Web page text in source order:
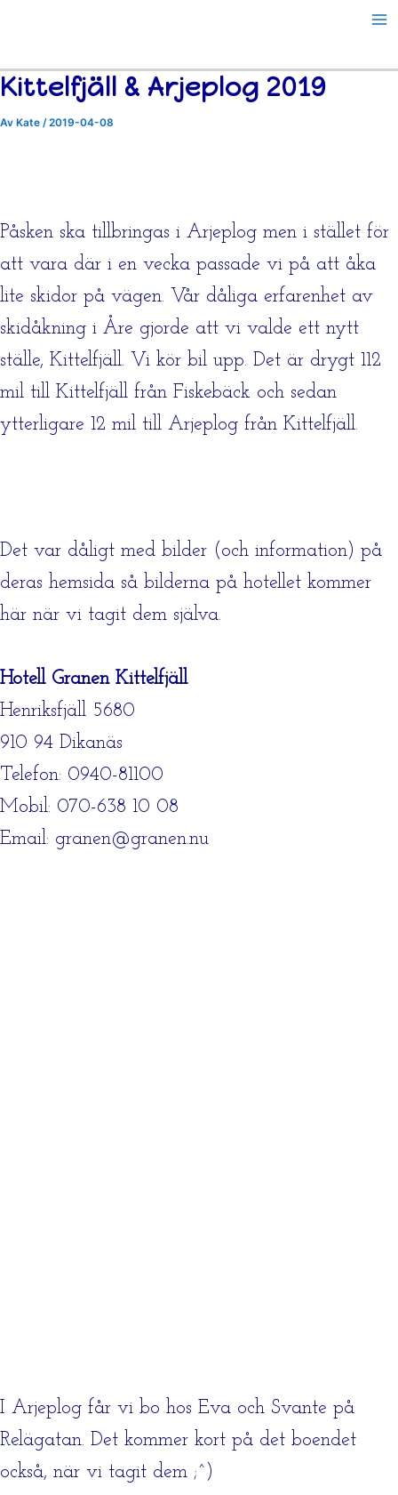
Kittelfjäll & Arjeplog 2019
Av Kate /2019-04-08
Påsken ska tillbringas i Arjeplog men i stället för
att vara där i en vecka passade vi på att åka
lite skidor på vägen. Vår dåliga erfarenhet av
skidåkning i Åre gjorde att vi valde ett nytt
ställe, Kittelfjäll. Vi kör bil upp. Det är drygt 112
mil till Kittelfjäll från Fiskebäck och sedan
ytterligare 12 mil till Arjeplog från Kittelfjäll.
Det var dåligt med bilder (och information) på
deras hemsida så bilderna på hotellet kommer
här när vi tagit dem själva.
Hotell Granen Kittelfjäll
Henriksfjäll 5680
910 94 Dikanäs
Telefon: 0940-81100
Mobil: 070-638 10 08
Email: granen@granen.nu
I Arjeplog får vi bo hos Eva och Svante på
Relägatan. Det kommer kort på det boendet
också, när vi tagit dem ;^)